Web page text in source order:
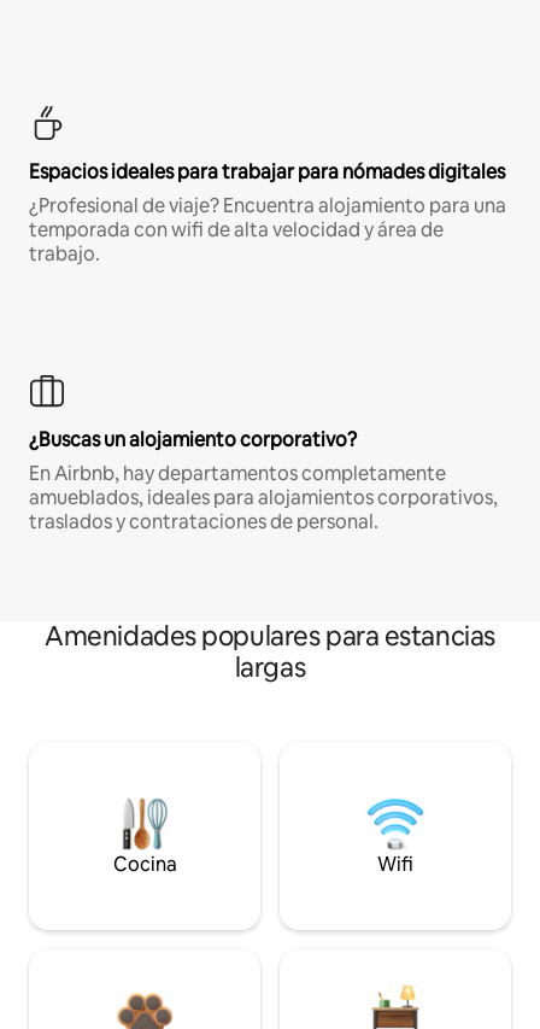
Espacios ideales para trabajar para nómades digitales
¿Profesional de viaje? Encuentra alojamiento para una
temporada con wifi de alta velocidad y área de
trabajo.
¿Buscas un alojamiento corporativo?
En Airbnb, hay departamentos completamente
amueblados, ideales para alojamientos corporativos,
traslados y contrataciones de personal.
Amenidades populares para estancias
largas
Cocina Wifi